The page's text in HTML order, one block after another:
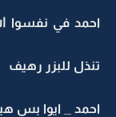
في نفسوا الله
للبزر رهيف
_ ايوا بس هيا